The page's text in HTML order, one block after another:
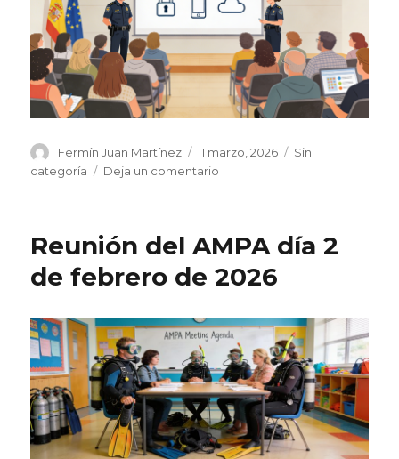
Autor
Fermín Juan Martínez
Publicado
el
11 marzo, 2026 Categorías
Sin
categoría
Deja un comentario
policía
en
parquesol
Reunión del AMPA día 2
de febrero de 2026